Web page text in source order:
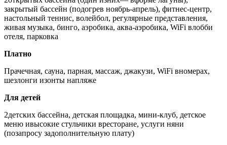
закрытый бассейн (подогрев ноябрь-апрель), фитнес-центр,
настольный теннис, волейбол, регулярные представления,
живая музыка, бинго, аэробика, аква-аэробика, WiFi влобби
отеля, парковка
Платно
Прачечная, сауна, парная, массаж, джакузи, WiFi вномерах,
шезлонги изонты напляже
Для детей
2детских бассейна, детская площадка, мини-клуб, детское
меню ивысокие стульчики вресторане, услуги няни
(позапросу задополнительную плату)